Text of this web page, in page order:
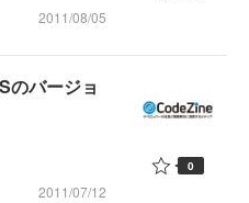
2011/08/05
のバージョ
2011/07/12
0